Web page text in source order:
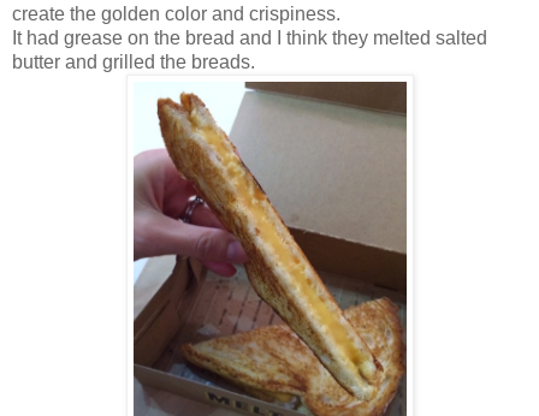
create the golden color and crispiness.
It had grease on the bread and I think they melted salted
butter and grilled the breads.